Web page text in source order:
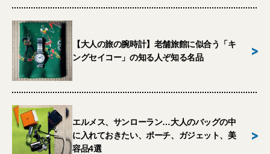
【大人の旅の腕時計】老舗旅館に似合う「キ
ングセイコー」の知る人ぞ知る名品
>
エルメス、サンローラン…大人のバッグの中
に入れておきたい、ポーチ、ガジェット、美
容品4選
>